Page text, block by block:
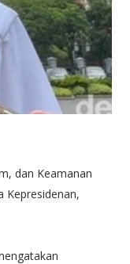
dan Keamanan
Kepresidenan,